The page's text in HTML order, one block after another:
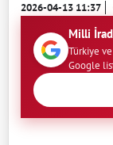
2026-04-13 11:37
Milli
Türkiye
Google